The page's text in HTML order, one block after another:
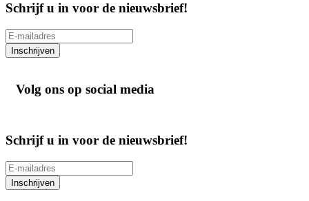
Schrijf u in voor de nieuwsbrief!
Inschrijven
Volg ons op social media
Schrijf u in voor de nieuwsbrief!
Inschrijven